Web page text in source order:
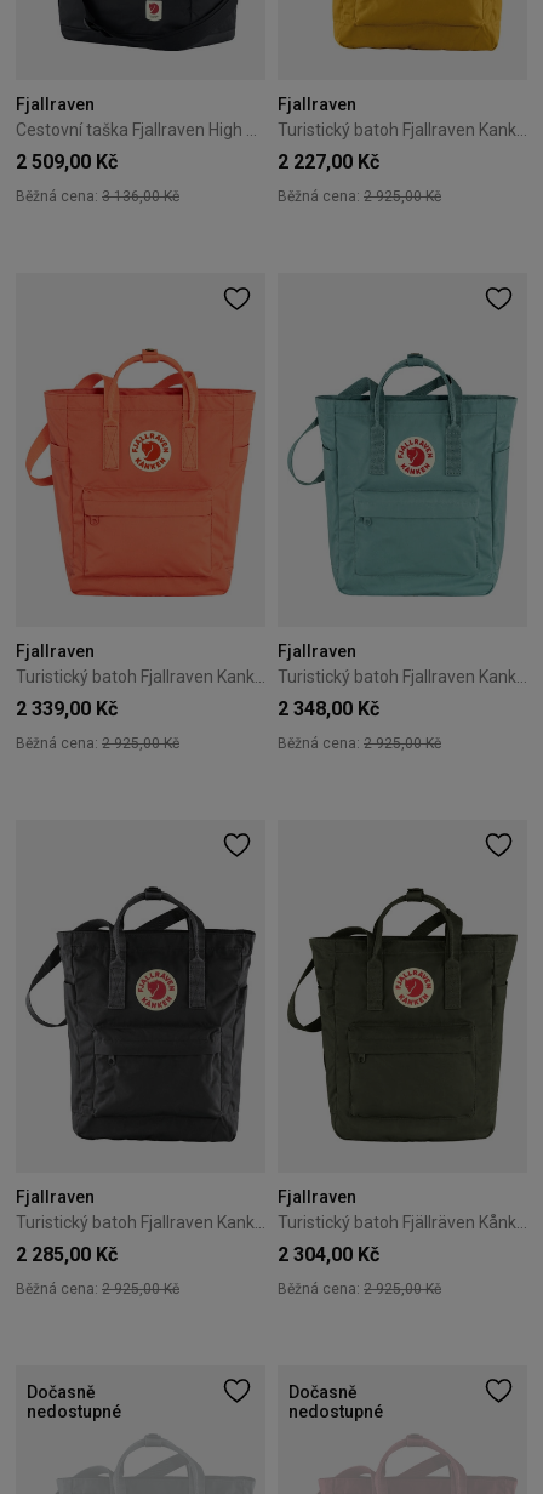
Fjallraven
Cestovní taška Fjallraven High Coast Tote 30 – Black
2 509,00 Kč
Běžná cena: 3 136,00 Kč
Fjallraven
Turistický batoh Fjallraven Kanken Totepack – Ochre
2 227,00 Kč
Běžná cena: 2 925,00 Kč
Fjallraven
2 339,00 Kč
Běžná cena: 2 925,00 Kč
Fjallraven
2 348,00 Kč
Běžná cena: 2 925,00 Kč
Fjallraven
2 285,00 Kč
Běžná cena: 2 925,00 Kč
Fjallraven
2 304,00 Kč
Běžná cena: 2 925,00 Kč
Dočasně
nedostupné
Dočasně
nedostupné